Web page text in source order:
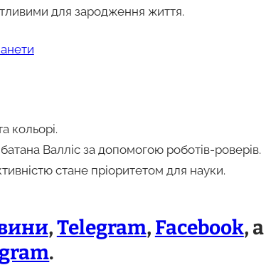
для зародження життя.
кольорі.
Валліс за допомогою роботів-роверів.
стане пріоритетом для науки.
,Telegram, Facebook, а
.